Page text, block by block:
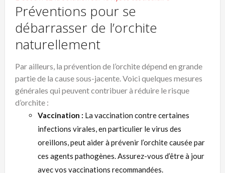
Préventions pour se
débarrasser de l’orchite
naturellement
Par ailleurs, la prévention de l’orchite dépend en grande
partie de la cause sous-jacente. Voici quelques mesures
générales qui peuvent contribuer à réduire le risque
d’orchite :
Vaccination : La vaccination contre certaines
infections virales, en particulier le virus des
oreillons, peut aider à prévenir l’orchite causée par
ces agents pathogènes. Assurez-vous d’être à jour
avec vos vaccinations recommandées.